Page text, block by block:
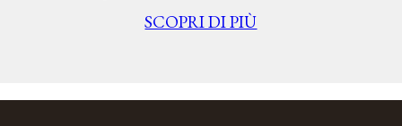
SCOPRI DI PIÙ